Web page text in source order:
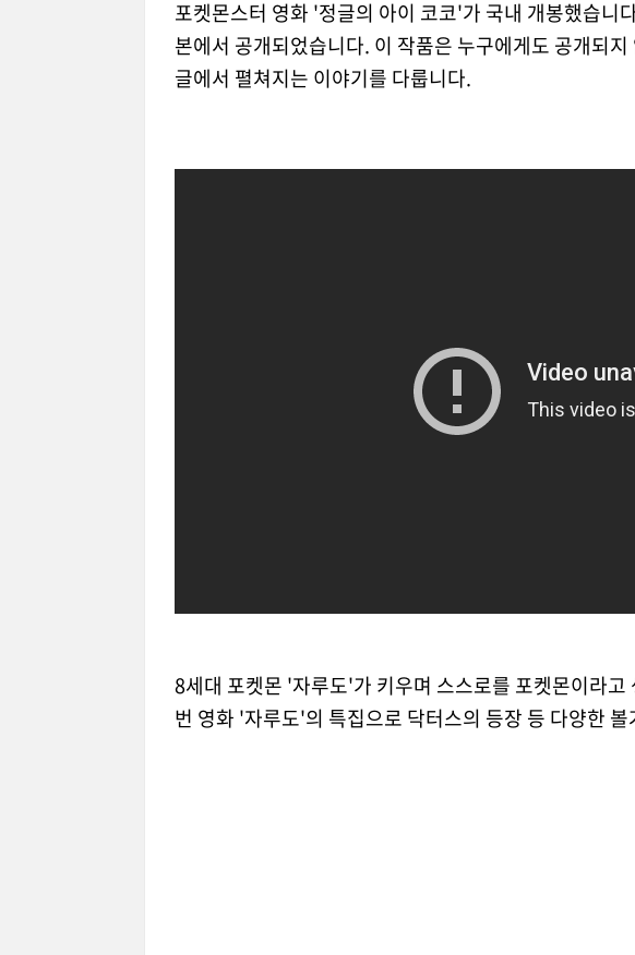
포켓몬스터 영화 '정글의 아이 코코'가 국내 개봉했습니
본에서 공개되었습니다. 이 작품은 누구에게도 공개되
글에서 펼쳐지는 이야기를 다룹니다.
8세대 포켓몬 '자루도'가 키우며 스스로를 포켓몬이라
번 영화 '자루도'의 특집으로 닥터스의 등장 등 다양한